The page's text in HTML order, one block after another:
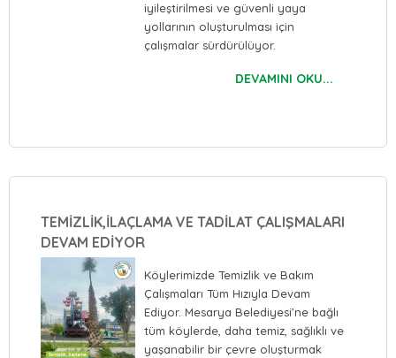
iyileştirilmesi ve güvenli yaya
yollarının oluşturulması için
çalışmalar sürdürülüyor.
DEVAMINI OKU...
TEMİZLİK,İLAÇLAMA VE TADİLAT ÇALIŞMALARI
DEVAM EDİYOR
Köylerimizde Temizlik ve Bakım
Çalışmaları Tüm Hızıyla Devam
Ediyor. Mesarya Belediyesi’ne bağlı
tüm köylerde, daha temiz, sağlıklı ve
yaşanabilir bir çevre oluşturmak